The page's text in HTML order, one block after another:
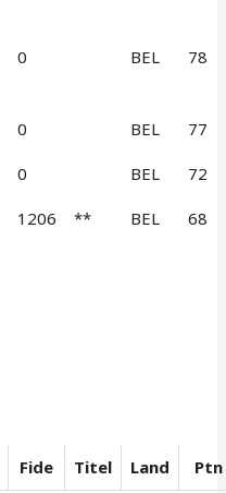
0 BEL 78
0 BEL 77
0 BEL 72
1206 ** BEL 68
Fide Titel Land Ptn